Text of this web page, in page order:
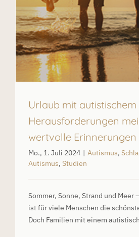
Urlaub mit autistischem
Herausforderungen
wertvolle Erinnerungen
Mo., 1. Juli 2024 | Autismus,
Autismus, Studien
Sommer, Sonne, Strand und Meer
ist für viele Menschen die
Doch Familien mit einem